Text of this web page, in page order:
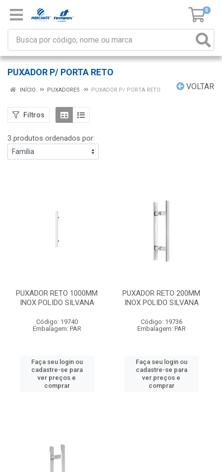
0
PUXADOR P/ PORTA RETO
VOLTAR
INÍCIO PUXADORES PUXADOR P/ PORTA RETO
Filtros
3 produtos ordenados por:
PUXADOR RETO 1000MM
INOX POLIDO SILVANA
Código: 19740
Embalagem: PAR
Faça seu login ou
cadastre-se para
ver preços e
comprar
PUXADOR RETO 200MM
INOX POLIDO SILVANA
Código: 19736
Embalagem: PAR
Faça seu login ou
cadastre-se para
ver preços e
comprar